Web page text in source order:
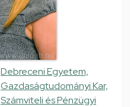
Debreceni Egyetem,
Gazdaságtudományi Kar,
Számviteli és Pénzügyi